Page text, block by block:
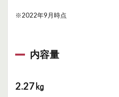
※2022年9月時点
内容量
2.27㎏